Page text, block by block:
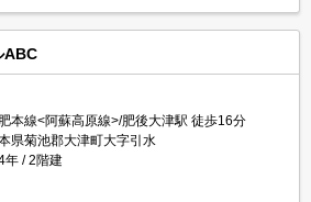
ABC
本線<阿蘇高原線>/肥後大津駅 徒歩16分
県菊池郡大津町大字引水
年
2階建